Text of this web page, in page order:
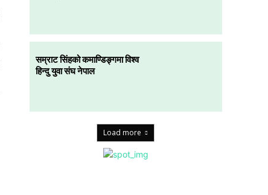
सम्राट सिंहको कमाण्डिङ्गमा विश्व
हिन्दु युवा संघ नेपाल
Load more